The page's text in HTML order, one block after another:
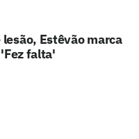
Estêvão marca
falta'